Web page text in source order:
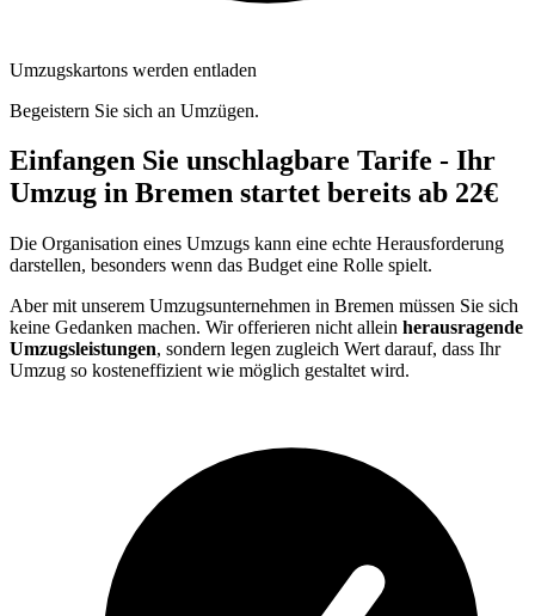
Umzugskartons werden entladen
Begeistern Sie sich an Umzügen.
Einfangen Sie unschlagbare Tarife - Ihr
Umzug in Bremen startet bereits ab 22€
Die Organisation eines Umzugs kann eine echte Herausforderung
darstellen, besonders wenn das Budget eine Rolle spielt.
Aber mit unserem Umzugsunternehmen in Bremen müssen Sie sich
keine Gedanken machen. Wir offerieren nicht allein herausragende
Umzugsleistungen, sondern legen zugleich Wert darauf, dass Ihr
Umzug so kosteneffizient wie möglich gestaltet wird.